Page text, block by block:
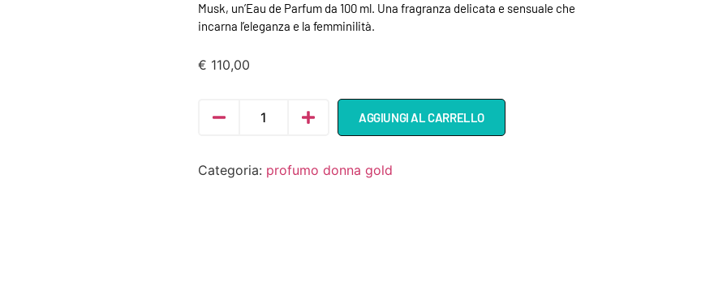
Musk, un’Eau de Parfum da 100 ml. Una fragranza delicata e sensuale che
incarna l’eleganza e la femminilità.
€ 110,00
AGGIUNGI AL CARRELLO
Categoria: profumo donna gold